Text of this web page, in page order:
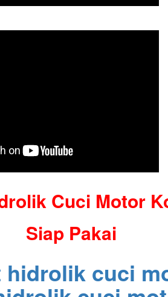
Cuci Motor
Siap Pakai